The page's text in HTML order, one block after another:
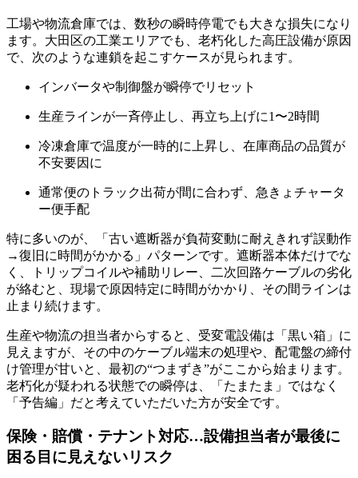
工場や物流倉庫では、数秒の瞬時停電でも大きな損失になり
ます。大田区の工業エリアでも、老朽化した高圧設備が原因
で、次のような連鎖を起こすケースが見られます。
インバータや制御盤が瞬停でリセット
生産ラインが一斉停止し、再立ち上げに1〜2時間
冷凍倉庫で温度が一時的に上昇し、在庫商品の品質が
不安要因に
通常便のトラック出荷が間に合わず、急きょチャータ
ー便手配
特に多いのが、「古い遮断器が負荷変動に耐えきれず誤動作
→復旧に時間がかかる」パターンです。遮断器本体だけでな
く、トリップコイルや補助リレー、二次回路ケーブルの劣化
が絡むと、現場で原因特定に時間がかかり、その間ラインは
止まり続けます。
生産や物流の担当者からすると、受変電設備は「黒い箱」に
見えますが、その中のケーブル端末の処理や、配電盤の締付
け管理が甘いと、最初の“つまずき”がここから始まります。
老朽化が疑われる状態での瞬停は、「たまたま」ではなく
「予告編」だと考えていただいた方が安全です。
保険・賠償・テナント対応…設備担当者が最後に
困る目に見えないリスク